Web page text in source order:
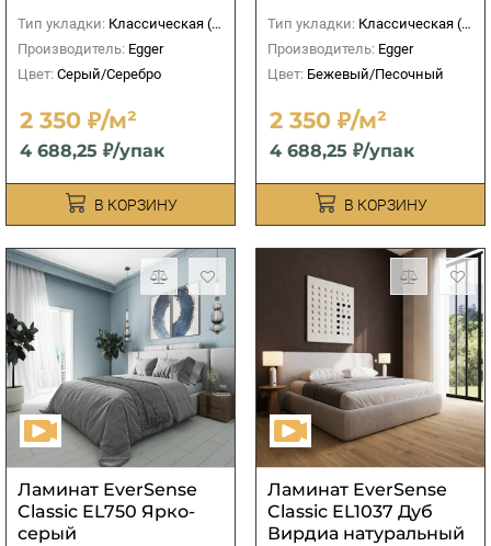
Тип укладки: Классическая (прямая)
Производитель: Egger
Цвет: Серый/Серебро
2 350 ₽/м²
4 688,25 ₽/упак
В КОРЗИНУ
Тип укладки: Классическая (прямая)
Производитель: Egger
Цвет: Бежевый/Песочный
2 350 ₽/м²
4 688,25 ₽/упак
В КОРЗИНУ
Ламинат EverSense
Classic EL750 Ярко-
серый
Ламинат EverSense
Classic EL1037 Дуб
Вирдиа натуральный